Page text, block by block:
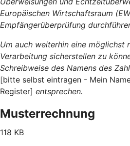
Europäischen Wirtschaftsraum
Empfängerüberprüfung
Um auch weiterhin eine möglichst
Verarbeitung sicherstellen zu
Schreibweise des Namens des
[bitte selbst eintragen - Mein
Register] entsprechen.
Musterrechnung
118 KB